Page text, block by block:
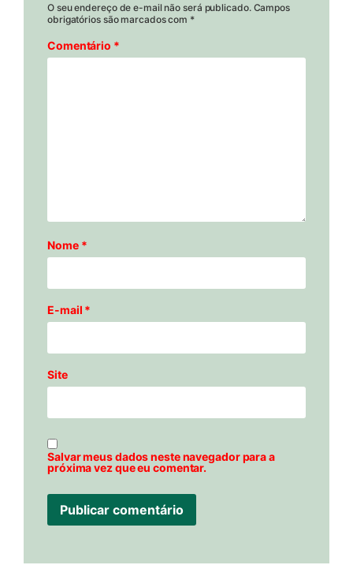
O seu endereço de e-mail não será publicado. Campos
obrigatórios são marcados com *
Comentário *
Nome *
E-mail *
Site
Salvar meus dados neste navegador para a
próxima vez que eu comentar.